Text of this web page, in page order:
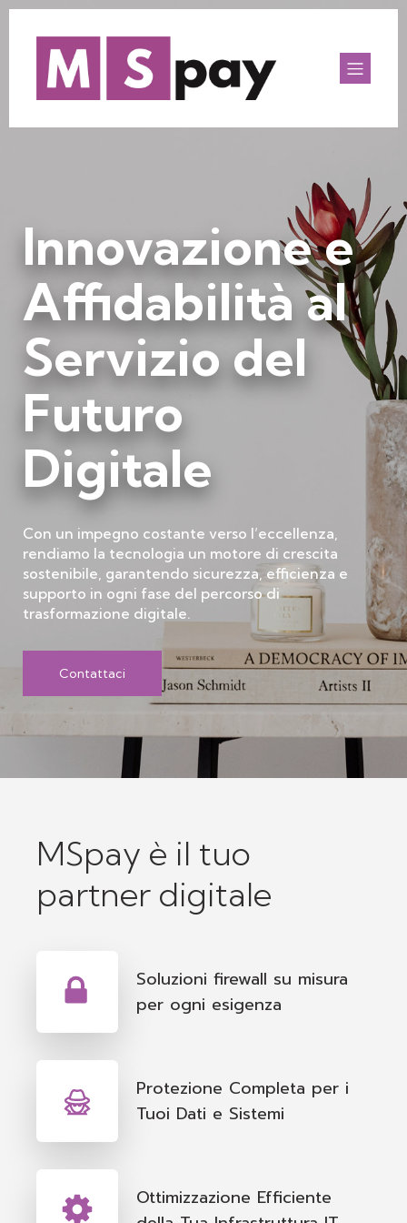
Innovazione e
Affidabilità al
Servizio del
Futuro
Digitale
Con un impegno costante verso l’eccellenza,
rendiamo la tecnologia un motore di crescita
sostenibile, garantendo sicurezza, efficienza e
supporto in ogni fase del percorso di
trasformazione digitale.
Contattaci
MSpay è il tuo
partner digitale
Soluzioni firewall su misura
per ogni esigenza
Protezione Completa per i
Tuoi Dati e Sistemi
Ottimizzazione Efficiente